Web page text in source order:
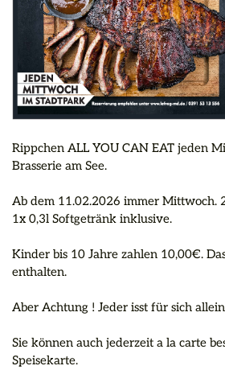
Rippchen ALL YOU CAN EAT jeden
Brasserie am See.
Ab dem 11.02.2026 immer Mittwoch.
1x 0,3l Softgetränk inklusive.
Kinder bis 10 Jahre zahlen 10,00€.
enthalten.
Aber Achtung ! Jeder isst für sich
Sie können auch jederzeit a la carte
Speisekarte.